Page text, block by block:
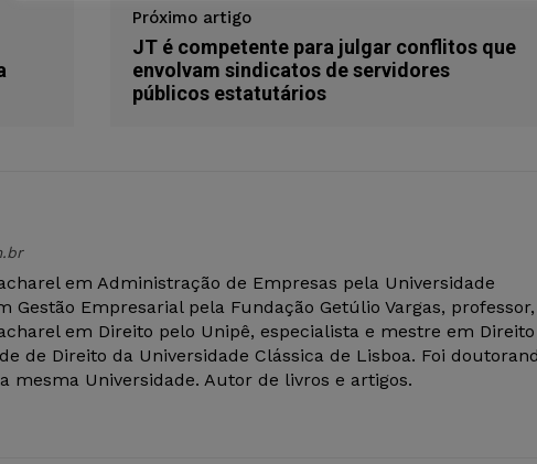
Próximo artigo
JT é competente para julgar conflitos que
envolvam sindicatos de servidores
públicos estatutários
em Administração de Empresas pela Universidade
Gestão Empresarial pela Fundação Getúlio Vargas, professor,
em Direito pelo Unipê, especialista e mestre em Direito
de Direito da Universidade Clássica de Lisboa. Foi
mesma Universidade. Autor de livros e artigos.